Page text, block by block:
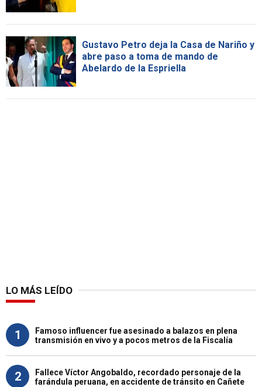
Gustavo Petro deja la Casa de Nariño y
abre paso a toma de mando de
Abelardo de la Espriella
LO MÁS LEÍDO
1
Famoso influencer fue asesinado a balazos en plena
transmisión en vivo y a pocos metros de la Fiscalía
2
Fallece Víctor Angobaldo, recordado personaje de la
farándula peruana, en accidente de tránsito en Cañete